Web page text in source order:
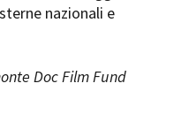
International Film Festival
Festival de Cannes
nazionali e
Doc Film Fund